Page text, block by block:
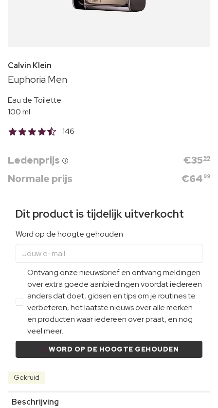
Calvin Klein
Euphoria Men
Eau de Toilette
100 ml
146
Ledenprijs €35 99
Normale prijs €64 99
Dit product is tijdelijk uitverkocht
Word op de hoogte gehouden
Ontvang onze nieuwsbrief en ontvang meldingen
over extra goede aanbiedingen voordat iedereen
anders dat doet, gidsen en tips om je routines te
verbeteren, het laatste nieuws over alle merken
en producten waar iedereen over praat, en nog
veel meer.
WORD OP DE HOOGTE GEHOUDEN
Gekruid
Beschrijving